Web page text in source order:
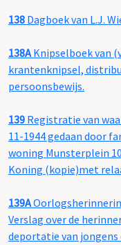
138 Dagboek van L.J.
138AKnipselboek van
krantenknipsel,
persoonsbewijs.
139 Registratie van
11-1944 gedaan door
woning Munsterplein
Koning (kopie)met
139A
Verslag over de
deportatie van jongens